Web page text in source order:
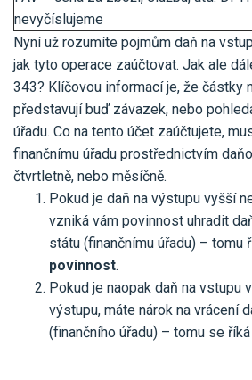
nevyčíslujeme
Nyní už rozumíte pojmům daň na
jak tyto operace zaúčtovat. Jak ale
343? Klíčovou informací je, že částky
představují buď závazek, nebo
úřadu. Co na tento účet zaúčtujete,
finančnímu úřadu prostřednictvím
čtvrtletně, nebo měsíčně.
Pokud je daň na výstupu vyšší
vzniká vám povinnost uhradit
státu (finančnímu úřadu) – tomu
povinnost.
Pokud je naopak daň na vstupu
výstupu, máte nárok na vrácení
(finančního úřadu) – tomu se říká